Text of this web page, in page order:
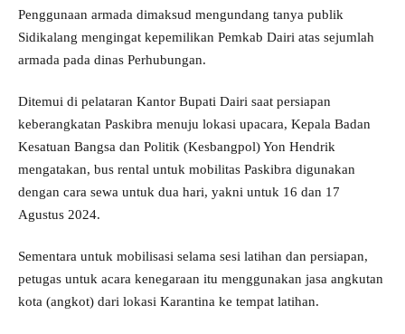
Penggunaan armada dimaksud mengundang tanya publik
Sidikalang mengingat kepemilikan Pemkab Dairi atas sejumlah
armada pada dinas Perhubungan.
Ditemui di pelataran Kantor Bupati Dairi saat persiapan
keberangkatan Paskibra menuju lokasi upacara, Kepala Badan
Kesatuan Bangsa dan Politik (Kesbangpol) Yon Hendrik
mengatakan, bus rental untuk mobilitas Paskibra digunakan
dengan cara sewa untuk dua hari, yakni untuk 16 dan 17
Agustus 2024.
Sementara untuk mobilisasi selama sesi latihan dan persiapan,
petugas untuk acara kenegaraan itu menggunakan jasa angkutan
kota (angkot) dari lokasi Karantina ke tempat latihan.